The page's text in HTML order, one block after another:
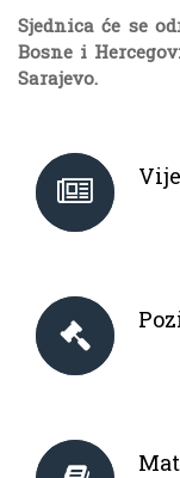
Sjednica će se
Bosne i
Sarajevo.